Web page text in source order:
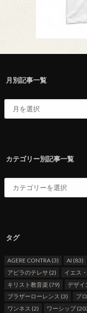
月別記事一覧
カテゴリー別記事一覧
タグ
AGERE CONTRA(3) AI (83)
アビラのテレサ(2) イエス
キリスト教音楽 (79) デザイ
ブラザーローレンス (3) プ
ワンネス (2) ワーシップ